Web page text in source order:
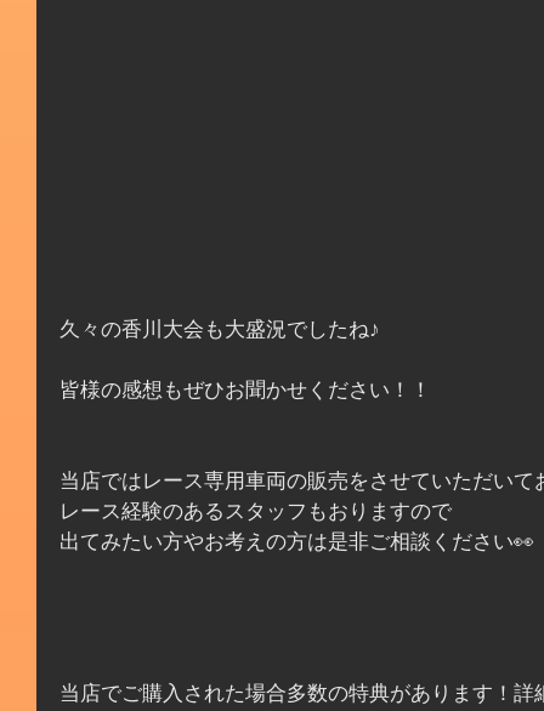
久々の香川大会も大盛況でしたね♪
皆様の感想もぜひお聞かせください！！
当店ではレース専用車両の販売をさせていただいて
レース経験のあるスタッフもおりますので
出てみたい方やお考えの方は是非ご相談ください👀
当店でご購入された場合多数の特典があります！詳